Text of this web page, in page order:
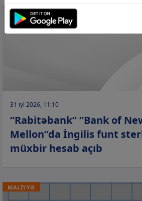
31 iyl 2026, 11:10
“Rabitəbank” “Bank of
Mellon”da İngilis funt
müxbir hesab açıb
MALİYYƏ